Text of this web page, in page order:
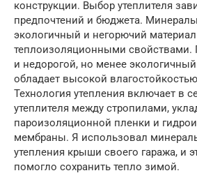
конструкции. Выбор утеплителя
предпочтений и бюджета.
экологичный и негорючий
теплоизоляционными свойствами.
и недорогой, но менее
обладает высокой
Технология утепления включает в
утеплителя между стропилами,
пароизоляционной пленки и
мембраны. Я использовал
утепления крыши своего гаража, и
помогло сохранить тепло зимой.